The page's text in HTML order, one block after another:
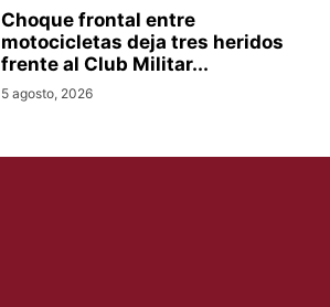
Choque frontal entre
motocicletas deja tres heridos
frente al Club Militar...
5 agosto, 2026